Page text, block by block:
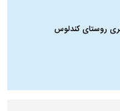
روستای کندلوس